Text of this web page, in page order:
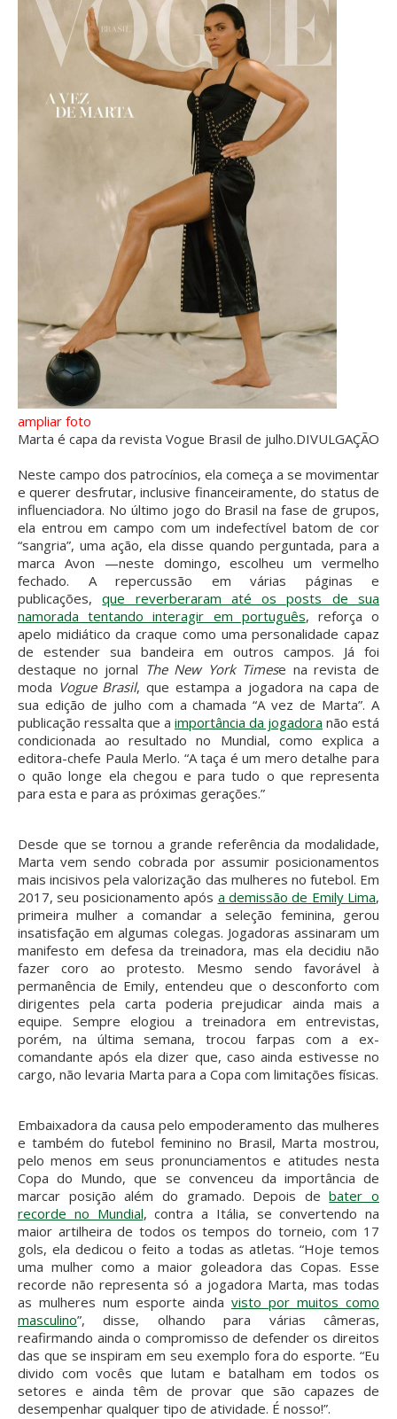
ampliar foto
Marta é capa da revista Vogue Brasil de julho.DIVULGAÇÃO
Neste campo dos patrocínios, ela começa a se movimentar
e querer desfrutar, inclusive financeiramente, do status de
influenciadora. No último jogo do Brasil na fase de grupos,
ela entrou em campo com um indefectível batom de cor
“sangria”, uma ação, ela disse quando perguntada, para a
marca Avon —neste domingo, escolheu um vermelho
fechado. A repercussão em várias páginas e
publicações,que reverberaram até os posts de sua
namorada tentando interagir em português, reforça o
apelo midiático da craque como uma personalidade capaz
de estender sua bandeira em outros campos. Já foi
destaque no jornal The New York Timese na revista de
moda Vogue Brasil, que estampa a jogadora na capa de
sua edição de julho com a chamada “A vez de Marta”. A
publicação ressalta que a importância da jogadora não está
condicionada ao resultado no Mundial, como explica a
editora-chefe Paula Merlo. “A taça é um mero detalhe para
o quão longe ela chegou e para tudo o que representa
para esta e para as próximas gerações.”
Desde que se tornou a grande referência da modalidade,
Marta vem sendo cobrada por assumir posicionamentos
mais incisivos pela valorização das mulheres no futebol. Em
2017, seu posicionamento após a demissão de Emily Lima,
primeira mulher a comandar a seleção feminina, gerou
insatisfação em algumas colegas. Jogadoras assinaram um
manifesto em defesa da treinadora, mas ela decidiu não
fazer coro ao protesto. Mesmo sendo favorável à
permanência de Emily, entendeu que o desconforto com
dirigentes pela carta poderia prejudicar ainda mais a
equipe. Sempre elogiou a treinadora em entrevistas,
porém, na última semana, trocou farpas com a ex-
comandante após ela dizer que, caso ainda estivesse no
cargo, não levaria Marta para a Copa com limitações físicas.
Embaixadora da causa pelo empoderamento das mulheres
e também do futebol feminino no Brasil, Marta mostrou,
pelo menos em seus pronunciamentos e atitudes nesta
Copa do Mundo, que se convenceu da importância de
marcar posição além do gramado. Depois debater o
recorde no Mundial, contra a Itália, se convertendo na
maior artilheira de todos os tempos do torneio, com 17
gols, ela dedicou o feito a todas as atletas. “Hoje temos
uma mulher como a maior goleadora das Copas. Esse
recorde não representa só a jogadora Marta, mas todas
as mulheres num esporte ainda visto por muitos como
masculino”, disse, olhando para várias câmeras,
reafirmando ainda o compromisso de defender os direitos
das que se inspiram em seu exemplo fora do esporte. “Eu
divido com vocês que lutam e batalham em todos os
setores e ainda têm de provar que são capazes de
desempenhar qualquer tipo de atividade. É nosso!”.